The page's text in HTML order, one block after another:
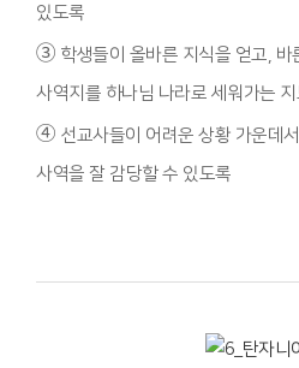
있도록
③ 학생들이 올바른 지식을 얻고, 바
사역지를 하나님 나라로 세워가는
④ 선교사들이 어려운 상황 가운데
사역을 잘 감당할 수 있도록